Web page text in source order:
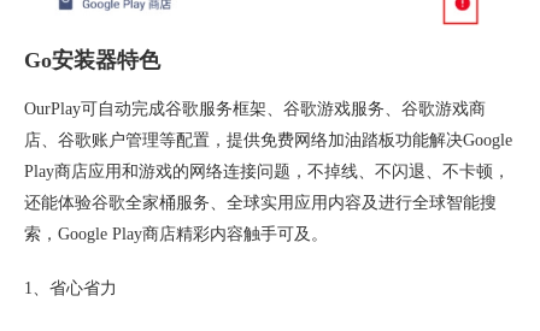
Go安装器特色
OurPlay可自动完成谷歌服务框架、谷歌游戏服务、谷歌游戏商
店、谷歌账户管理等配置，提供免费网络加油踏板功能解决Google
Play商店应用和游戏的网络连接问题，不掉线、不闪退、不卡顿，
还能体验谷歌全家桶服务、全球实用应用内容及进行全球智能搜
索，Google Play商店精彩内容触手可及。
1、省心省力